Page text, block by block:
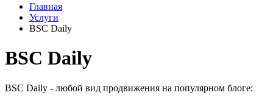
Главная
Услуги
BSC Daily
BSC Daily
BSC Daily - любой вид продвижения на популярном блоге: